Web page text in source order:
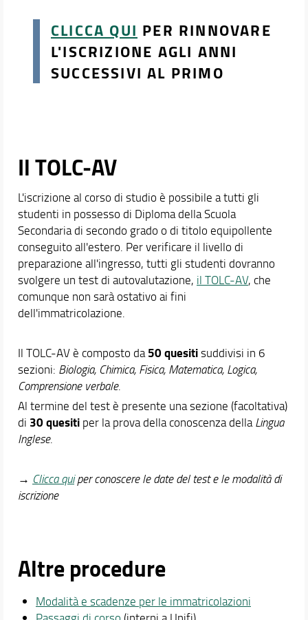
CLICCA QUI PER RINNOVARE
L'ISCRIZIONE AGLI ANNI
SUCCESSIVI AL PRIMO
Il TOLC-AV
L'iscrizione al corso di studio è possibile a tutti gli
studenti in possesso di Diploma della Scuola
Secondaria di secondo grado o di titolo equipollente
conseguito all'estero. Per verificare il livello di
preparazione all'ingresso, tutti gli studenti dovranno
svolgere un test di autovalutazione, il TOLC-AV, che
comunque non sarà ostativo ai fini
dell'immatricolazione.
Il TOLC-AV è composto da50 quesitisuddivisi in 6
sezioni: Biologia, Chimica, Fisica, Matematica, Logica,
Comprensione verbale.
Al termine del test è presente una sezione (facoltativa)
di 30 quesitiper la prova della conoscenza dellaLingua
Inglese.
→ Clicca quiper conoscere le date del test e le modalità di
iscrizione
Altre procedure
Modalità e scadenze per le immatricolazioni